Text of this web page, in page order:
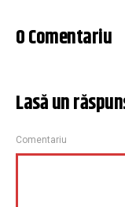
0 Comentariu
Lasă un
Comentariu